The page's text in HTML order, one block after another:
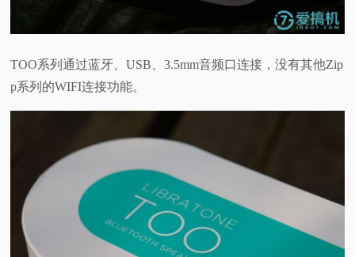
TOO系列通过蓝牙、USB、3.5mm音频口连接，没有其他Zip
p系列的WIFI连接功能。